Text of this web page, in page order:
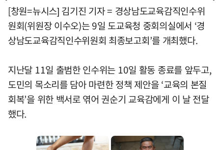
[창원=뉴시스] 김기진 기자 = 경상남도교육감직인수위
원회(위원장 이수오)는 9일 도교육청 중회의실에서 ‘경
상남도교육감직인수위원회 최종보고회’를 개최했다.
지난달 11일 출범한 인수위는 10일 활동 종료를 앞두고,
도민의 목소리를 담아 마련한 정책 제안을 ‘교육의 본질
회복’을 위한 백서로 엮어 권순기 교육감에게 이 날 전달
했다.